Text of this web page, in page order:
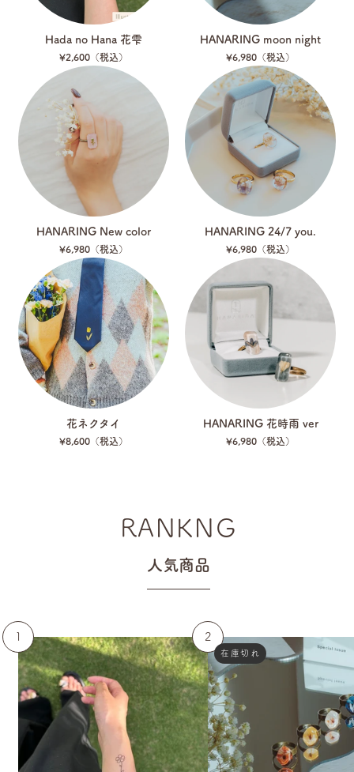
Hada no Hana 花雫
¥2,600（税込）
HANARING moon night
¥6,980（税込）
HANARING New color
¥6,980（税込）
HANARING 24/7 you.
¥6,980（税込）
花ネクタイ
¥8,600（税込）
HANARING 花時雨 ver
¥6,980（税込）
RANKNG
人気商品
在庫切れ